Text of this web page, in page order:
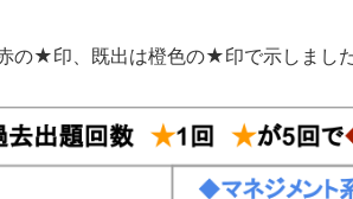
の★印、既出は橙色の★印で示しました